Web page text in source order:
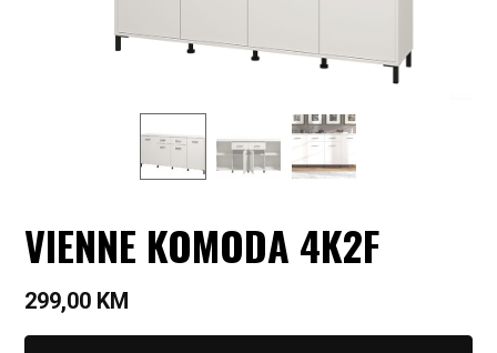
VIENNE KOMODA 4K2F
299,00 KM